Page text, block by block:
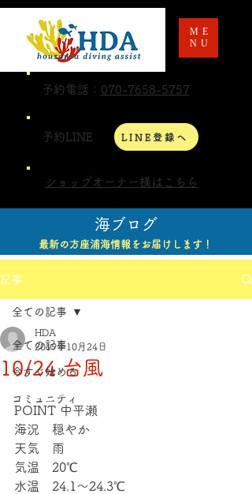
予約電話： 070-7658-5757
予約LINE LINE登録へ
ショップオーナー様はこちら
ME
NU
海ブログ
最新の方座浦海情報をお届けします！
記事
全ての記事
今すぐ始める
コミュニティ
全ての記事
10/24 台風
HDA
2019年10月24日
POINT 中平瀬
海況　穏やか
天気　雨
気温　20℃
水温　24.1～24.3℃